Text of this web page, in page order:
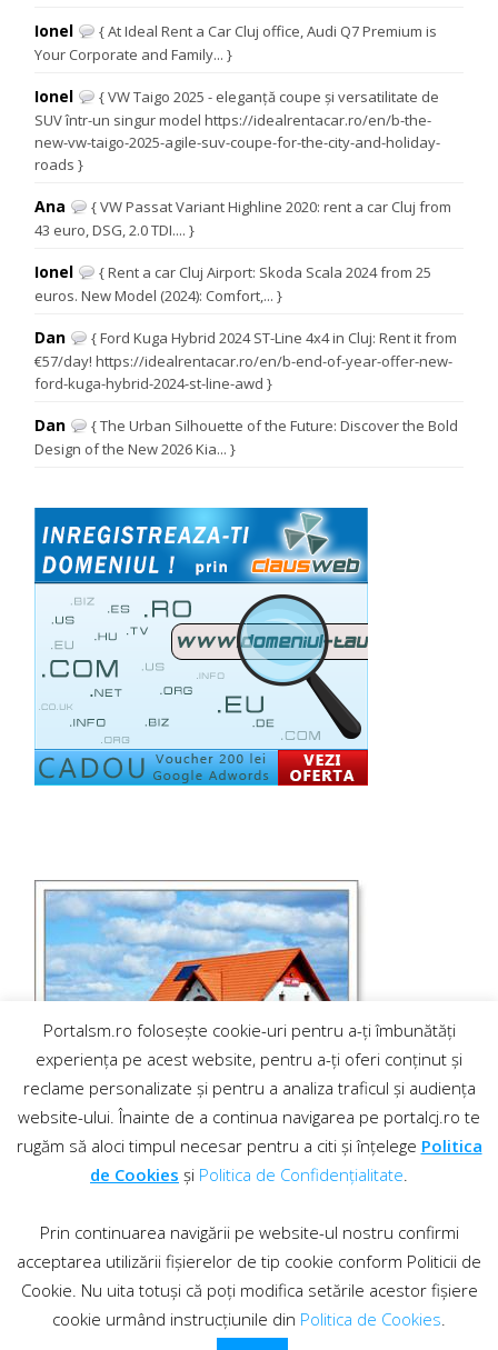
Ionel
{ At Ideal Rent a Car Cluj office, Audi Q7 Premium is
Your Corporate and Family... }
Ionel
{ VW Taigo 2025 - eleganță coupe și versatilitate de
SUV într-un singur model https://idealrentacar.ro/en/b-the-
new-vw-taigo-2025-agile-suv-coupe-for-the-city-and-holiday-
roads }
Ana
{ VW Passat Variant Highline 2020: rent a car Cluj from
43 euro, DSG, 2.0 TDI.... }
Ionel
{ Rent a car Cluj Airport: Skoda Scala 2024 from 25
euros. New Model (2024): Comfort,... }
Dan
{ Ford Kuga Hybrid 2024 ST-Line 4x4 in Cluj: Rent it from
€57/day! https://idealrentacar.ro/en/b-end-of-year-offer-new-
ford-kuga-hybrid-2024-st-line-awd }
Dan
{ The Urban Silhouette of the Future: Discover the Bold
Design of the New 2026 Kia... }
Contact·Regulament comentarii
© 2019 PortalCJ.ro. Toate drepturile sunt rezervate.
Portalsm.ro folosește cookie-uri pentru a-ți îmbunătăți
experiența pe acest website, pentru a-ți oferi conținut și
reclame personalizate și pentru a analiza traficul și audiența
website-ului. Înainte de a continua navigarea pe portalcj.ro te
rugăm să aloci timpul necesar pentru a citi și înțelege Politica
de Cookies și Politica de Confidențialitate.
Prin continuarea navigării pe website-ul nostru confirmi
acceptarea utilizării fișierelor de tip cookie conform Politicii de
Cookie. Nu uita totuși că poți modifica setările acestor fișiere
cookie urmând instrucțiunile din Politica de Cookies.